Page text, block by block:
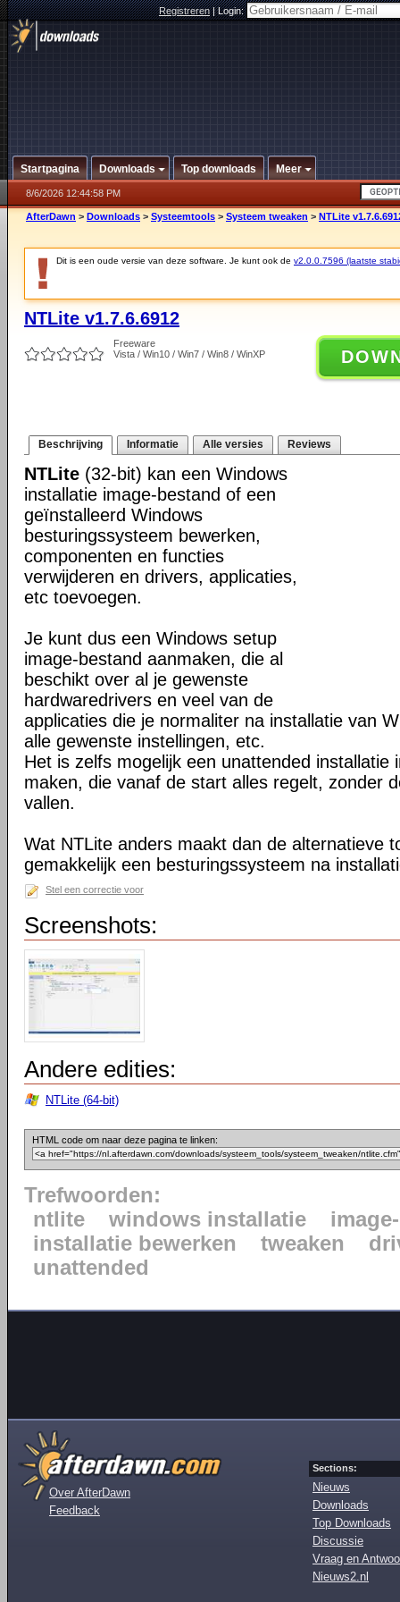
Registreren|Login:
Startpagina Downloads Top downloads Meer
8/6/2026 12:44:58 PM
AfterDawn > Downloads > Systeemtools > Systeem tweaken > NTLite
Dit is een oude versie van deze software. Je kunt ook de v2.0.0.7596 (laatste
NTLite v1.7.6.6912
Freeware
Vista / Win10 / Win7 / Win8 / WinXP
Beschrijving Informatie Alle versies Reviews
NTLite (32-bit) kan een Windows
installatie image-bestand of een
geïnstalleerd Windows
besturingssysteem bewerken,
componenten en functies
verwijderen en drivers, applicaties,
etc toevoegen.
Je kunt dus een Windows setup
image-bestand aanmaken, die al
beschikt over al je gewenste
hardwaredrivers en veel van de
applicaties die je normaliter na installatie van
alle gewenste instellingen, etc.
Het is zelfs mogelijk een unattended installatie
maken, die vanaf de start alles regelt, zonder
vallen.
Wat NTLite anders maakt dan de alternatieve
gemakkelijk een besturingssysteem na
Stel een correctie voor
Screenshots:
Andere edities:
NTLite (64-bit)
HTML code om naar deze pagina te linken:
Trefwoorden:
ntlite
windows installatie
installatie bewerken
tweaken
unattended
Over AfterDawn
Feedback
Sections:
Nieuws
Downloads
Top Downloads
Discussie
Vraag en
Nieuws2.nl